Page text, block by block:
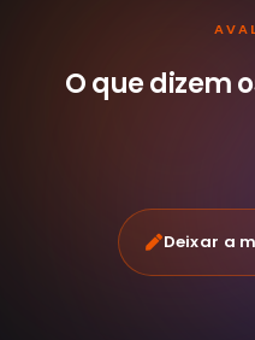
O que dizem
Deixar a